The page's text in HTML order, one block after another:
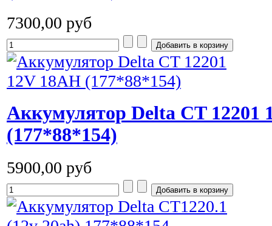
7300,00 руб
Аккумулятор Delta CT 12201
(177*88*154)
5900,00 руб